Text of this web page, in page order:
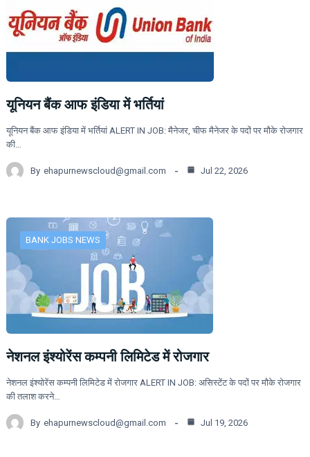
यूनियन बैंक आफ इंडिया में भर्तियां
यूनियन बैंक आफ इंडिया में भर्तियां ALERT IN JOB: मैनेजर, चीफ मैनेजर के पदों पर मौके रोजगार
की…
By ehapurnewscloud@gmail.com Jul 22, 2026
BANK JOBS NEWS
नेशनल इंश्योरेंस कम्पनी लिमिटेड में रोजगार
नेशनल इंश्योरेंस कम्पनी लिमिटेड में रोजगार ALERT IN JOB: असिस्टेंट के पदों पर मौके रोजगार
की तलाश करने…
By ehapurnewscloud@gmail.com Jul 19, 2026